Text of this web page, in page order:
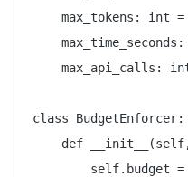
max_tokens: int =
max_api_calls:
class BudgetEnforcer:
def
self.budget =